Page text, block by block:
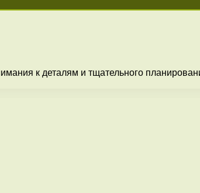
к деталям и тщательного